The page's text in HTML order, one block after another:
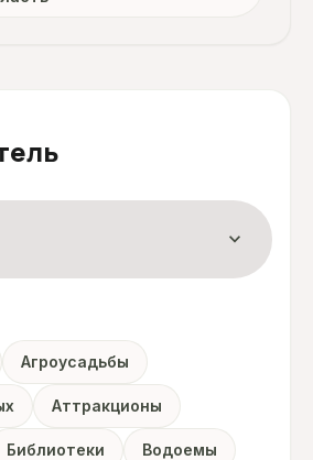
expand_more
Агроусадьбы
Аттракционы
Библиотеки Водоемы